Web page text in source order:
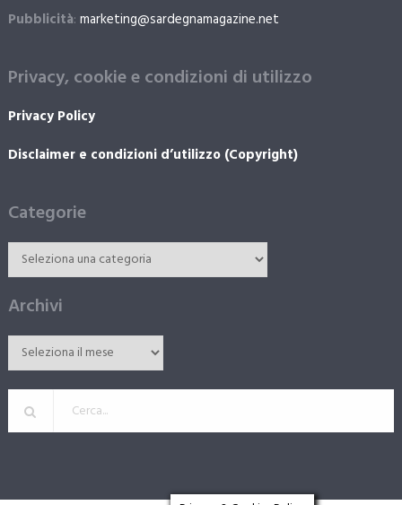
Pubblicità: marketing@sardegnamagazine.net
Privacy, cookie e condizioni di utilizzo
Privacy Policy
Disclaimer e condizioni d’utilizzo (Copyright)
Categorie
Archivi